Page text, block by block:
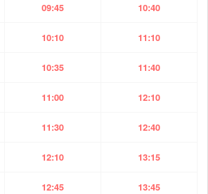
09:45 10:40
10:10 11:10
10:35 11:40
11:00 12:10
11:30 12:40
12:10 13:15
12:45 13:45